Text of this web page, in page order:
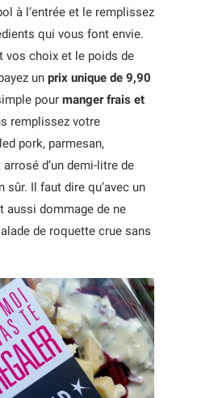
à l’entrée et le remplissez
qui vous font envie.
vos choix et le poids de
un prix unique de 9,90
pour manger frais et
remplissez votre
pork, parmesan,
d’un demi-litre de
sûr. Il faut dire qu’avec un
aussi dommage de ne
de roquette crue sans